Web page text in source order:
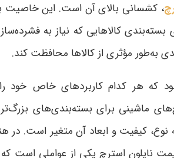
، کشسانی بالای آن است. این خاصیت
کالاهایی که نیاز به
به‌طور مؤثری از کالاها محافظت کند.
که هر کدام کاربردهای خاص خود
ماشینی برای بسته‌بندی‌های
نوع، کیفیت و ابعاد آن متغیر است. در
استرچ یکی از عواملی است که